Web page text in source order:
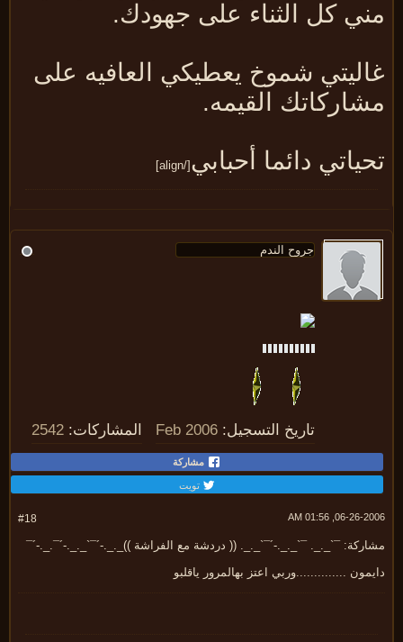
كل الثناء على جهودك.
شموخ يعطيكي العافيه على
القيمه.
دائما أحبابي [/align]
تاريخ التسجيل: Feb 2006 المشاركات: 2542
مشاركة
تويت
06-26-2006,
¯`_._. ¯`_._.-´¯`_._. (( دردشة مع الفراشة ))_._.-´¯`_._.-´¯._.-´¯
..............وربي اعتز بهالمرور ياقلبو